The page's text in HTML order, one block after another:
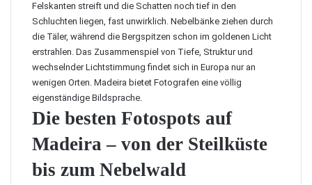
Felskanten streift und die Schatten noch tief in den
Schluchten liegen, fast unwirklich. Nebelbänke ziehen durch
die Täler, während die Bergspitzen schon im goldenen Licht
erstrahlen. Das Zusammenspiel von Tiefe, Struktur und
wechselnder Lichtstimmung findet sich in Europa nur an
wenigen Orten. Madeira bietet Fotografen eine völlig
eigenständige Bildsprache.
Die besten Fotospots auf
Madeira – von der Steilküste
bis zum Nebelwald